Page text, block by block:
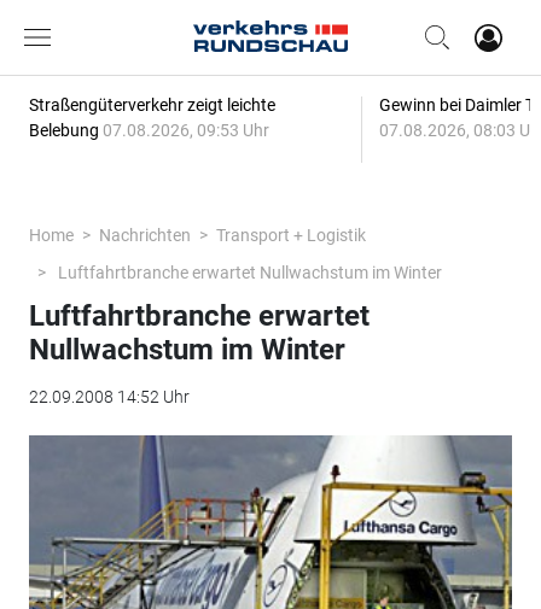
Straßengüterverkehr zeigt leichte
Belebung 07.08.2026, 09:53 Uhr
Gewinn bei Daimler
07.08.2026, 08:03
Home Nachrichten
Transport + Logistik
Luftfahrtbranche erwartet Nullwachstum im Winter
Luftfahrtbranche erwartet
Nullwachstum im Winter
22.09.2008 14:52 Uhr